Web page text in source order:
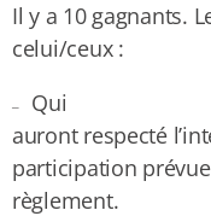
Il y a 10 gagnants.
celui/ceux :
–
Qui
auront respecté
participation
règlement.